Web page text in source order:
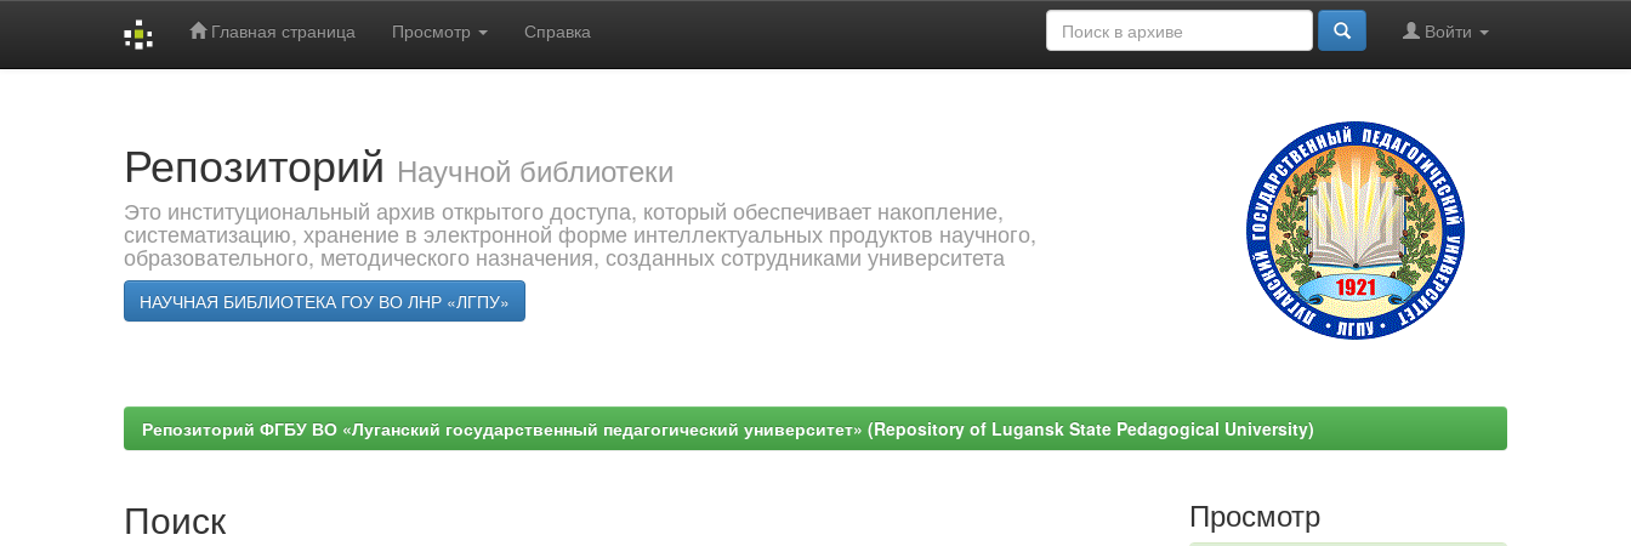
Главная страница Просмотр Справка Войти
Репозиторий Научной библиотеки
Это институциональный архив открытого доступа, который обеспечивает накопление,
систематизацию, хранение в электронной форме интеллектуальных продуктов научного,
образовательного, методического назначения, созданных сотрудниками университета
НАУЧНАЯ БИБЛИОТЕКА ГОУ ВО ЛНР «ЛГПУ»
Репозиторий ФГБУ ВО «Луганский государственный педагогический университет» (Repository of Lugansk State Pedagogical University)
Поиск Просмотр